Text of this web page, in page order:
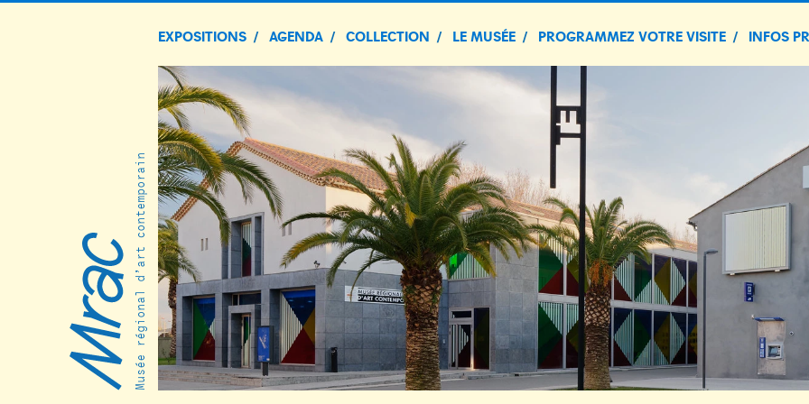
EXPOSITIONS AGENDA COLLECTION LE MUSÉE PROGRAMMEZ VOTRE VISITE INFOS
Musée régional d’art contemporain